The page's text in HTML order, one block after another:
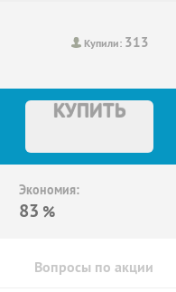
Купили: 313
КУПИТЬ
Экономия:
83 %
Вопросы по акции